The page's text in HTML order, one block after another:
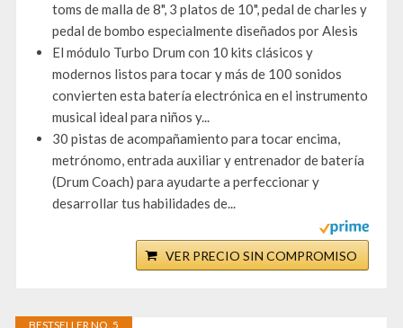
toms de malla de 8", 3 platos de 10", pedal de charles y
pedal de bombo especialmente diseñados por Alesis
El módulo Turbo Drum con 10 kits clásicos y
modernos listos para tocar y más de 100 sonidos
convierten esta batería electrónica en el instrumento
musical ideal para niños y...
30 pistas de acompañamiento para tocar encima,
metrónomo, entrada auxiliar y entrenador de batería
(Drum Coach) para ayudarte a perfeccionar y
desarrollar tus habilidades de...
VER PRECIO SIN COMPROMISO
BESTSELLER NO. 5